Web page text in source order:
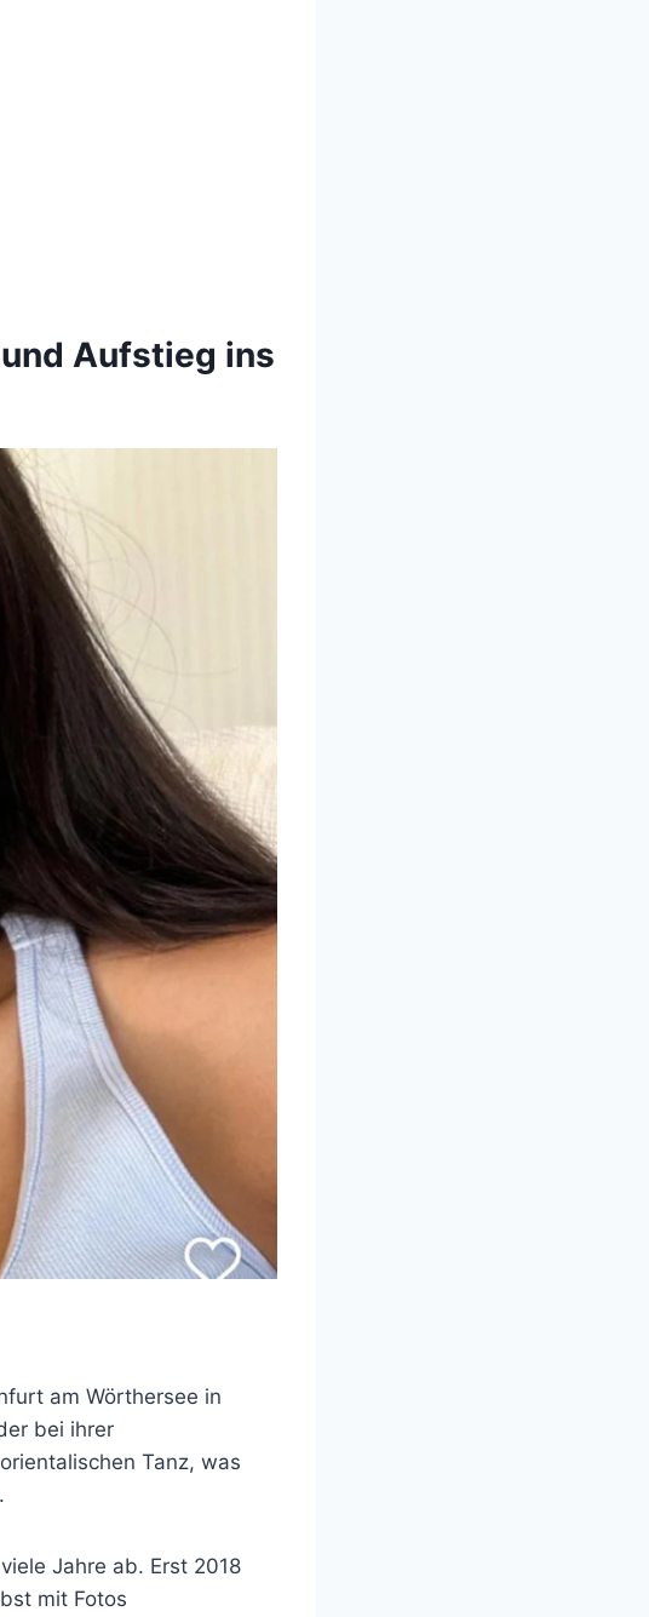
Aufstieg ins
am Wörthersee in
bei ihrer
Tanz, was
Jahre ab. Erst 2018
mit Fotos